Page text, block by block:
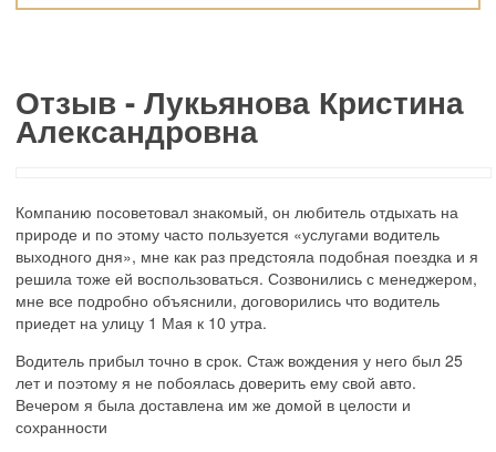
Отзыв - Лукьянова Кристина
Александровна
Компанию посоветовал знакомый, он любитель отдыхать на
природе и по этому часто пользуется «услугами водитель
выходного дня», мне как раз предстояла подобная поездка и я
решила тоже ей воспользоваться. Созвонились с менеджером,
мне все подробно объяснили, договорились что водитель
приедет на улицу 1 Мая к 10 утра.
Водитель прибыл точно в срок. Стаж вождения у него был 25
лет и поэтому я не побоялась доверить ему свой авто.
Вечером я была доставлена им же домой в целости и
сохранности